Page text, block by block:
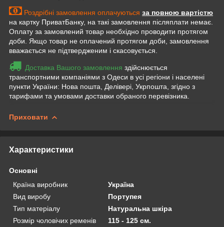
Роздрібні замовлення оплачуються за повною вартістю
на картку ПриватБанку, на такі замовлення післяплати немає.
Оплату за замовлений товар необхідно проводити протягом
доби. Якщо товар не оплачений протягом доби, замовлення
вважається не підтвердженим і скасовується.
Доставка Вашого замовлення здійснюється
транспортними компаніями з Одеси в усі регіони і населені
пункти України: Нова пошта, Делівері, Укрпошта, згідно з
тарифами та умовами доставки обраного перевізника.
Приховати
Характеристики
Основні
Країна виробник
Україна
Вид виробу
Портупея
Тип матеріалу
Натуральна шкіра
Розмір чоловічих ременів
115 - 125 см.